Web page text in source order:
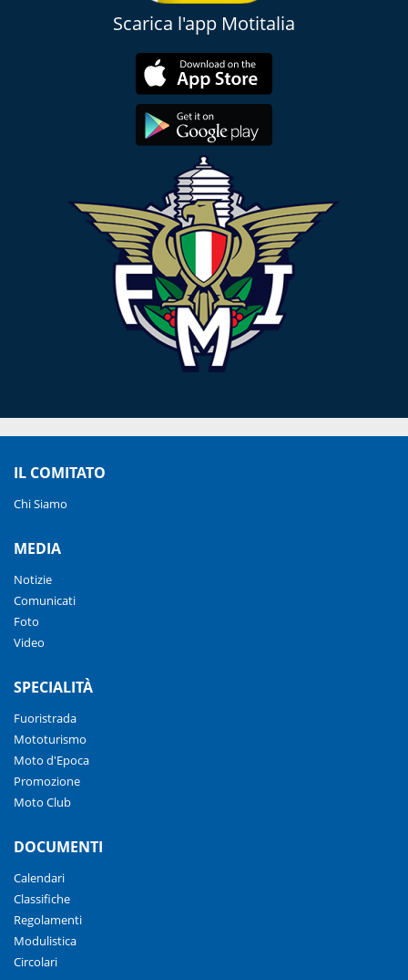
Scarica l'app Motitalia
IL COMITATO
Chi Siamo
MEDIA
Notizie
Comunicati
Foto
Video
SPECIALITÀ
Fuoristrada
Mototurismo
Moto d'Epoca
Promozione
Moto Club
DOCUMENTI
Calendari
Classifiche
Regolamenti
Modulistica
Circolari